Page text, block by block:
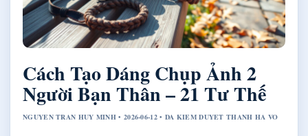
Cách Tạo Dáng Chụp Ảnh 2
Người Bạn Thân – 21 Tư Thế
NGUYEN TRAN HUY MINH • 2026-06-12 • DA KIEM DUYET THANH HA VO